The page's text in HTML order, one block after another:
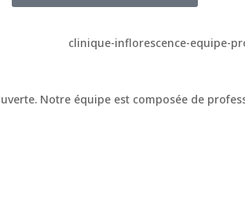
Notre équipe est composée de